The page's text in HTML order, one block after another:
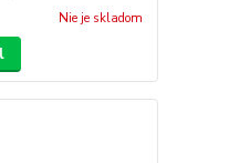
Nie je skladom